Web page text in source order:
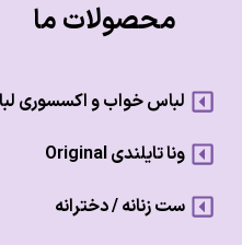
محصولات ما
لباس خواب و اکسسوری لباس زیر
ونا تایلندی Original
ست زنانه / دخترانه